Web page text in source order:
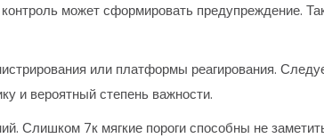
может сформировать предупреждение.
или платформы реагирования.
и вероятный степень важности.
7к мягкие пороги способны не